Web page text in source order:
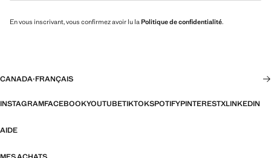
En vous inscrivant, vous confirmez avoir lu la Politique de confidentialité.
CANADA·FRANÇAIS
INSTAGRAMFACEBOOKYOUTUBETIKTOKSPOTIFYPINTERESTXLINKEDIN
AIDE